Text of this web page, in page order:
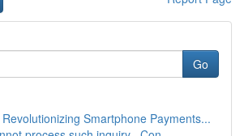
Go
Smartphone Payments...